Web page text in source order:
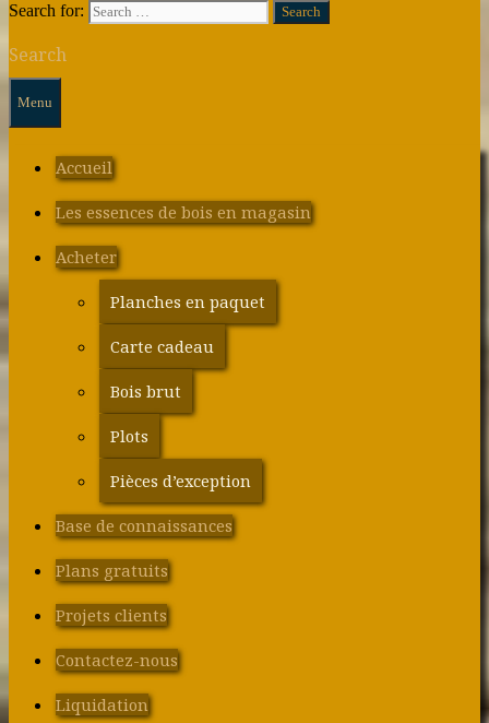
Search for:
Search
Menu
Accueil
Les essences de bois en magasin
Acheter
Planches en paquet
Carte cadeau
Bois brut
Plots
Pièces d’exception
Base de connaissances
Plans gratuits
Projets clients
Contactez-nous
Liquidation